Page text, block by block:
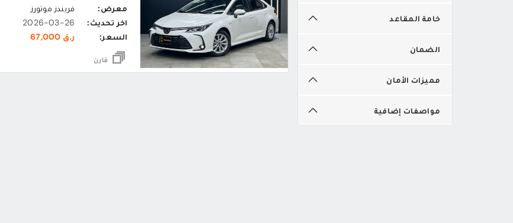
خامة المقاعد
الضمان
مميزات الأمان
مواصفات إضافية
معرض:
فريندز موتورز
اخر تحديث:
2026-03-26
السعر:
ر.ق 67,000
قارن